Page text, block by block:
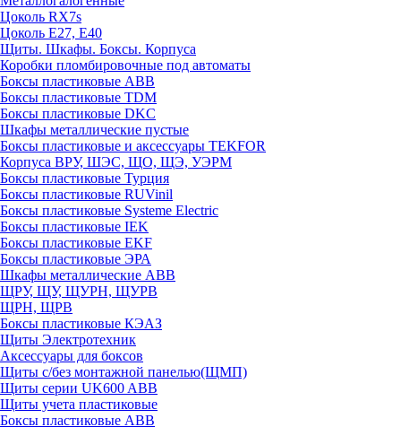
Цоколь RX7s
Цоколь Е27, E40
Щиты. Шкафы. Боксы. Корпуса
Коробки пломбировочные под автоматы
Боксы пластиковые ABB
Боксы пластиковые TDM
Боксы пластиковые DKC
Шкафы металлические пустые
Боксы пластиковые и аксессуары TEKFOR
Корпуса ВРУ, ШЭС, ЩО, ЩЭ, УЭРМ
Боксы пластиковые Турция
Боксы пластиковые RUVinil
Боксы пластиковые Systeme Electric
Боксы пластиковые IEK
Боксы пластиковые EKF
Боксы пластиковые ЭРА
Шкафы металлические ABB
ЩРУ, ЩУ, ЩУРН, ЩУРВ
ЩРН, ЩРВ
Боксы пластиковые КЭАЗ
Щиты Электротехник
Аксессуары для боксов
Щиты с/без монтажной панелью(ЩМП)
Щиты серии UK600 ABB
Щиты учета пластиковые
Боксы пластиковые ABB